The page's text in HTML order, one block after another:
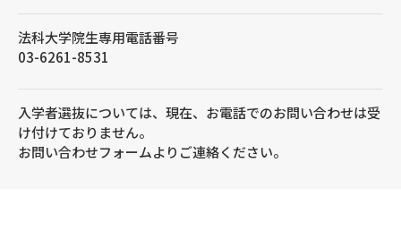
法科大学院生専用電話番号
03-6261-8531
入学者選抜については、現在、お電話でのお問い合わせは受
け付けておりません。
お問い合わせフォームよりご連絡ください。